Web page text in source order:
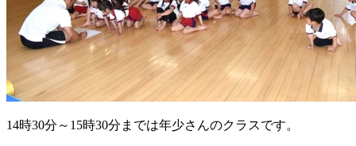
14時30分～15時30分までは年少さんのクラスです。